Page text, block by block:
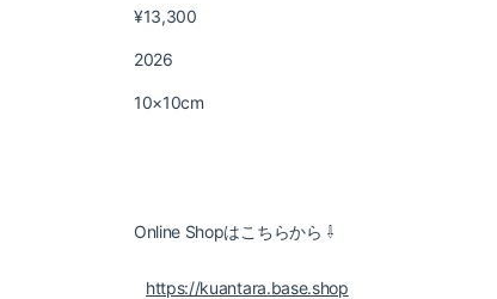
¥13,300
2026
10×10cm
Online Shopはこちらから ⇩
https://kuantara.base.shop